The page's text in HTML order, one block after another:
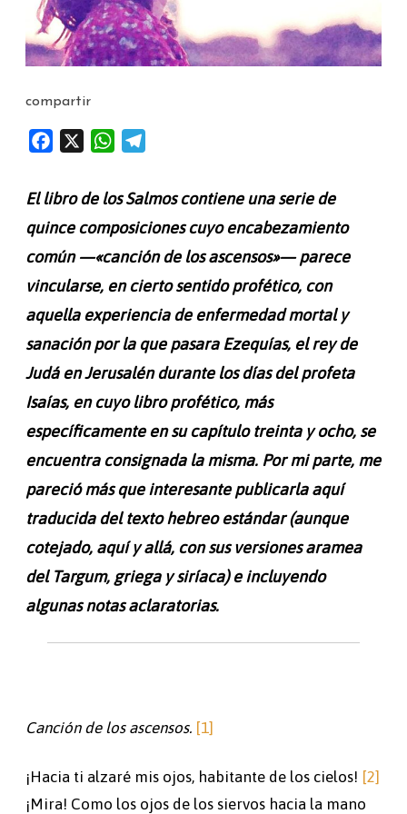
compartir
c
b
o
o
W
s
A
p
l
g
r
a
El libro de los Salmos contiene una serie de
quince composiciones cuyo encabezamiento
común —«canción de los ascensos»— parece
vincularse, en cierto sentido profético, con
aquella experiencia de enfermedad mortal y
sanación por la que pasara Ezequías, el rey de
Judá en Jerusalén durante los días del profeta
Isaías, en cuyo libro profético, más
específicamente en su capítulo treinta y ocho, se
encuentra consignada la misma. Por mi parte, me
pareció más que interesante publicarla aquí
traducida del texto hebreo estándar (aunque
cotejado, aquí y allá, con sus versiones aramea
del Targum, griega y siríaca) e incluyendo
algunas notas aclaratorias.
Canción de los ascensos. [1]
¡Hacia ti alzaré mis ojos, habitante de los cielos! [2]
¡Mira! Como los ojos de los siervos hacia la mano